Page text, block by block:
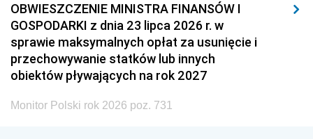
OBWIESZCZENIE MINISTRA FINANSÓW I
GOSPODARKI z dnia 23 lipca 2026 r. w
sprawie maksymalnych opłat za usunięcie i
przechowywanie statków lub innych
obiektów pływających na rok 2027
Monitor Polski rok 2026 poz. 731